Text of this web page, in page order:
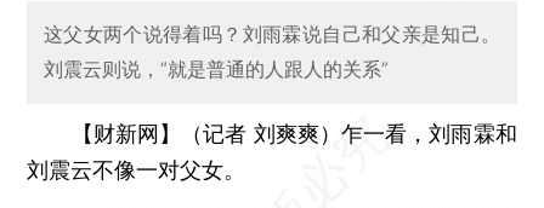
这父女两个说得着吗？刘雨霖说自己和父亲是知己。
刘震云则说，“就是普通的人跟人的关系”
【财新网】（记者 刘爽爽） 乍一看，刘雨霖和
刘震云不像一对父女。